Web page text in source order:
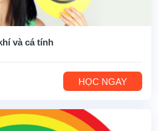
và cá tính
HỌC NGAY